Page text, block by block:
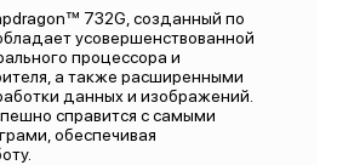
732G, созданный по
усовершенствованной
процессора и
а также расширенными
данных и изображений.
справится с самыми
обеспечивая